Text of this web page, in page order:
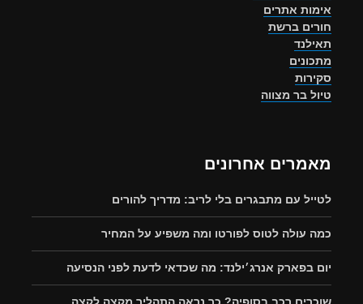
אימות אתרים
חורים ברשת
תאילנד
מתכונים
סקירות
טיול בר מצווה
מאמרים אחרונים
לטייל עם מתבגרים בלי לריב: מדריך להורים
כמה עולה לטוס לפורטו ומה משפיע על המחיר
יום בפארק אנרג׳ילנד: מה שכדאי לדעת לפני הנסיעה